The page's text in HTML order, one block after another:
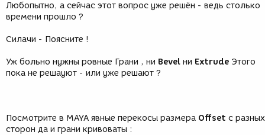
и
я
Любопытно, а сейчас этот вопрос уже решён - ведь столько
времени прошло ?
Силачи - Поясните !
Уж больно нужны ровные Грани , ни Bevel ни Extrude Этого
пока не решауют - или уже решают ?
Посмотрите в MAYA явные перекосы размера Offset с разных
сторон да и грани кривоваты :